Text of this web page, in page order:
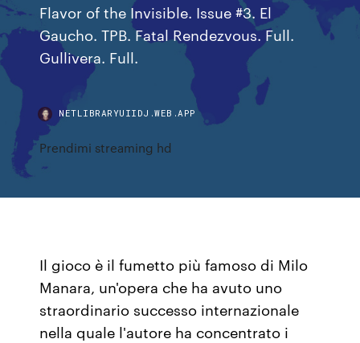
Flavor of the Invisible. Issue #3. El
Gaucho. TPB. Fatal Rendezvous. Full.
Gullivera. Full.
NETLIBRARYUIIDJ.WEB.APP
Prendimi streaming hd
Il gioco è il fumetto più famoso di Milo
Manara, un'opera che ha avuto uno
straordinario successo internazionale
nella quale l'autore ha concentrato i